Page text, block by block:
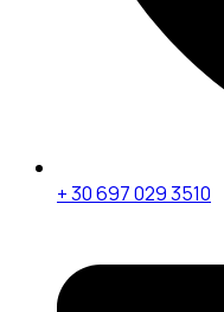
+ 30 697 029 3510